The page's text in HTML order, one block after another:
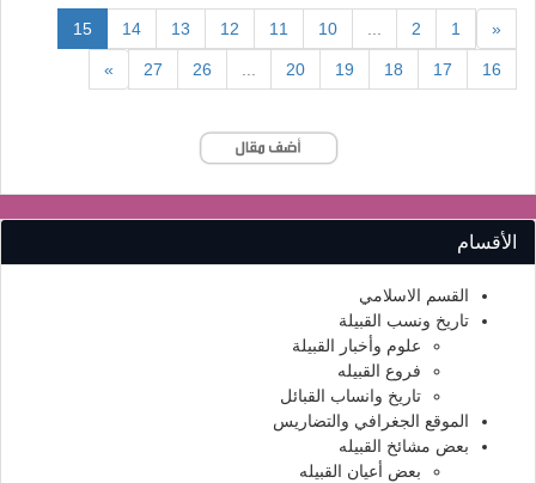
10
14
15
(current)
20
الأقسام
القسم الاسلامي
تاريخ ونسب القبيلة
علوم وأخبار القبيلة
فروع القبيله
تاريخ وانساب القبائل
الموقع الجغرافي والتضاريس
بعض مشائخ القبيله
بعض أعيان القبيله